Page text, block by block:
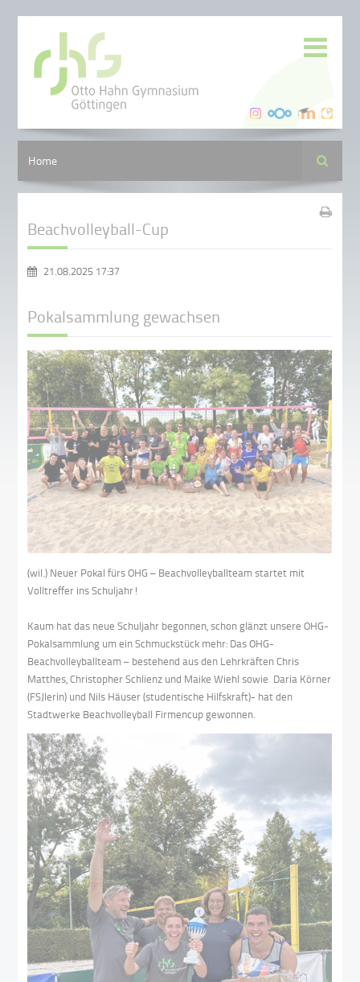
Home Suche
Beachvolleyball-Cup
21.08.2025 17:37
Pokalsammlung gewachsen
(wil.) Neuer Pokal fürs OHG – Beachvolleyballteam startet mit
Volltreffer ins Schuljahr!
Kaum hat das neue Schuljahr begonnen, schon glänzt unsere OHG-
Pokalsammlung um ein Schmuckstück mehr: Das OHG-
Beachvolleyballteam – bestehend aus den Lehrkräften Chris
Matthes, Christopher Schlienz und Maike Wiehl sowie Daria Körner
(FSJlerin) und Nils Häuser (studentische Hilfskraft)- hat den
Stadtwerke Beachvolleyball Firmencup gewonnen.